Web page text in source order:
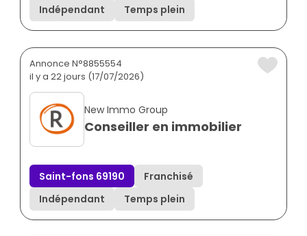
Indépendant
Temps plein
Annonce N°8855554
il y a 22 jours (17/07/2026)
New Immo Group
Conseiller en immobilier
Saint-fons 69190
Franchisé
Indépendant
Temps plein